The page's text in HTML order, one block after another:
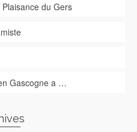
du Gers
Gascogne a …